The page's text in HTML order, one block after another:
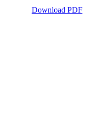
Download PDF